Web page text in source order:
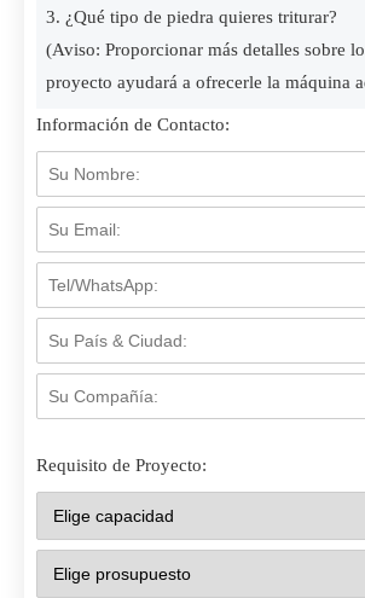
3. ¿Qué tipo de piedra quieres triturar?
(Aviso: Proporcionar más detalles sobre
proyecto ayudará a ofrecerle la máquina
Información de Contacto:
Requisito de Proyecto: